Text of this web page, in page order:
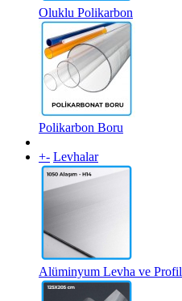
Oluklu Polikarbon
Polikarbon Boru
+- Levhalar
Alüminyum Levha ve Profil